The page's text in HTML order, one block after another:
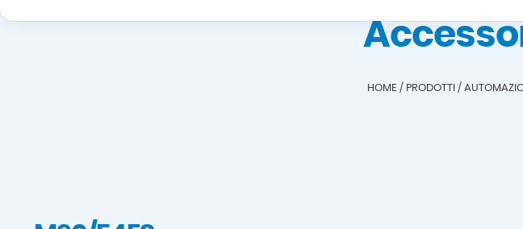
HOME / PRODOTTI /